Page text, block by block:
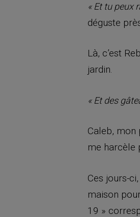
« Et tu peux
déguste
Là, c’est
jardin.
« Et des
Caleb, mon
me harcèle
Ces jours-
maison
19 »